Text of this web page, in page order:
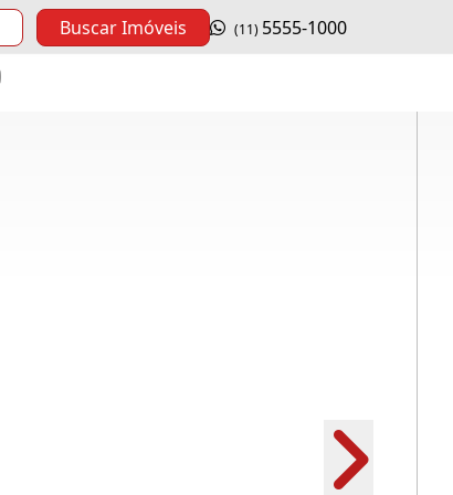
Buscar Imóveis (11) 5555-1000